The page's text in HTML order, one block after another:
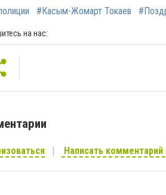
#Касым-Жомарт Токаев
на нас:
Написать комментарий